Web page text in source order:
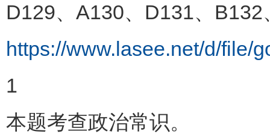
D129、A130、D131、
https://www.lasee.net/d/file/
1
本题考查政治常识。